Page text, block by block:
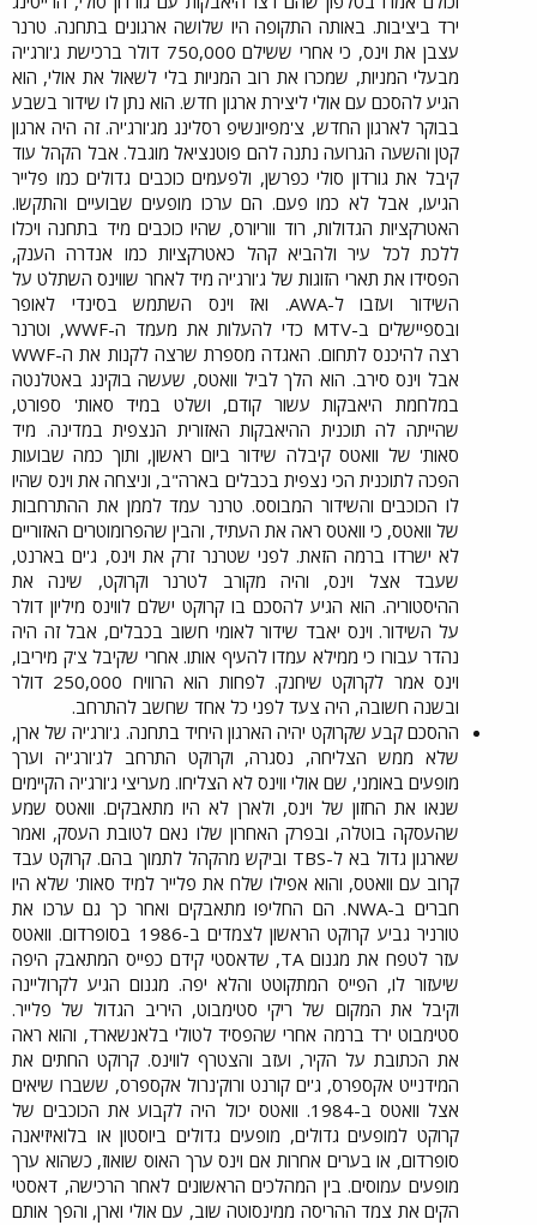
ירד ביציבות. באותה התקופה היו שלושה ארגונים בתחנה. טרנר
עצבן את וינס, כי אחרי ששילם 750,000 דולר ברכישת ג'ורג'יה
מבעלי המניות, שמכרו את רוב המניות בלי לשאול את אולי, הוא
הגיע להסכם עם אולי ליצירת ארגון חדש. הוא נתן לו שידור בשבע
בבוקר לארגון החדש, צ'מפיונשיפ רסלינג מג'ורג'יה. זה היה ארגון
קטן והשעה הגרועה נתנה להם פוטנציאל מוגבל. אבל הקהל עוד
קיבל את גורדון סולי כפרשן, ולפעמים כוכבים גדולים כמו פלייר
הגיעו, אבל לא כמו פעם. הם ערכו מופעים שבועיים והתקשו.
האטרקציות הגדולות, רוד ווריורס, שהיו כוכבים מיד בתחנה ויכלו
ללכת לכל עיר ולהביא קהל כאטרקציות כמו אנדרה הענק,
הפסידו את תארי הזוגות של ג'ורג'יה מיד לאחר שווינס השתלט על
השידור ועזבו ל-AWA. ואז וינס השתמש בסינדי לאופר
ובספיישלים ב-MTV כדי להעלות את מעמד ה-WWF, וטרנר
רצה להיכנס לתחום. האגדה מספרת שרצה לקנות את ה-WWF
אבל וינס סירב. הוא הלך לביל וואטס, שעשה בוקינג באטלנטה
במלחמת היאבקות עשור קודם, ושלט במיד סאות' ספורט,
שהייתה לה תוכנית ההיאבקות האזורית הנצפית במדינה. מיד
סאות' של וואטס קיבלה שידור ביום ראשון, ותוך כמה שבועות
הפכה לתוכנית הכי נצפית בכבלים בארה"ב, וניצחה את וינס שהיו
לו הכוכבים והשידור המבוסס. טרנר עמד לממן את ההתרחבות
של וואטס, כי וואטס ראה את העתיד, והבין שהפרומוטרים האזוריים
לא ישרדו ברמה הזאת. לפני שטרנר זרק את וינס, ג'ים בארנט,
שעבד אצל וינס, והיה מקורב לטרנר וקרוקט, שינה את
ההיסטוריה. הוא הגיע להסכם בו קרוקט ישלם לווינס מיליון דולר
על השידור. וינס יאבד שידור לאומי חשוב בכבלים, אבל זה היה
נהדר עבורו כי ממילא עמדו להעיף אותו. אחרי שקיבל צ'ק מיריבו,
וינס אמר לקרוקט שיחנק. לפחות הוא הרוויח 250,000 דולר
ובשנה חשובה, היה צעד לפני כל אחד שחשב להתרחב.​
ההסכם קבע שקרוקט יהיה הארגון היחיד בתחנה. ג'ורג'יה של ארן,
שלא ממש הצליחה, נסגרה, וקרוקט התרחב לג'ורג'יה וערך
מופעים באומני, שם אולי ווינס לא הצליחו. מעריצי ג'ורג'יה הקיימים
שנאו את החזון של וינס, ולארן לא היו מתאבקים. וואטס שמע
שהעסקה בוטלה, ובפרק האחרון שלו נאם לטובת העסק, ואמר
שארגון גדול בא ל-TBS וביקש מהקהל לתמוך בהם. קרוקט עבד
קרוב עם וואטס, והוא אפילו שלח את פלייר למיד סאות' שלא היו
חברים ב-NWA. הם החליפו מתאבקים ואחר כך גם ערכו את
טורניר גביע קרוקט הראשון לצמדים ב-1986 בסופרדום. וואטס
עזר לטפח את מגנום TA, שדאסטי קידם כפייס המתאבק היפה
שיעזור לו, הפייס המתקוטט והלא יפה. מגנום הגיע לקרוליינה
וקיבל את המקום של ריקי סטימבוט, היריב הגדול של פלייר.
סטימבוט ירד ברמה אחרי שהפסיד לטולי בלאנשארד, והוא ראה
את הכתובת על הקיר, ועזב והצטרף לווינס. קרוקט החתים את
המידנייט אקספרס, ג'ים קורנט ורוק'נרול אקספרס, ששברו שיאים
אצל וואטס ב-1984. וואטס יכול היה לקבוע את הכוכבים של
קרוקט למופעים גדולים, מופעים גדולים ביוסטון או בלואיזיאנה
סופרדום, או בערים אחרות אם וינס ערך האוס שואוז, כשהוא ערך
מופעים עמוסים. בין המהלכים הראשונים לאחר הרכישה, דאסטי
הקים את צמד ההריסה ממינסוטה שוב, עם אולי וארן, והפך אותם